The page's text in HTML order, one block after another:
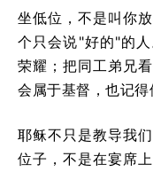
坐低位，不是叫你
个只会说"好的"的
荣耀；把同工弟兄
会属于基督，也记得
耶稣不只是教导我
位子，不是在宴席